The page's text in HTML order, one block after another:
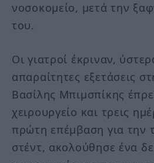
νοσοκομείο, μετά την
του.
Οι γιατροί έκριναν,
απαραίτητες εξετάσεις
Βασίλης Μπιμσπίκης
χειρουργείο και τρεις
πρώτη επέμβαση για την
στέντ, ακολούθησε ένα